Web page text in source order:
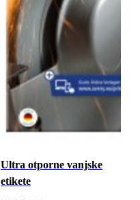
Ultra otporne vanjske
etikete